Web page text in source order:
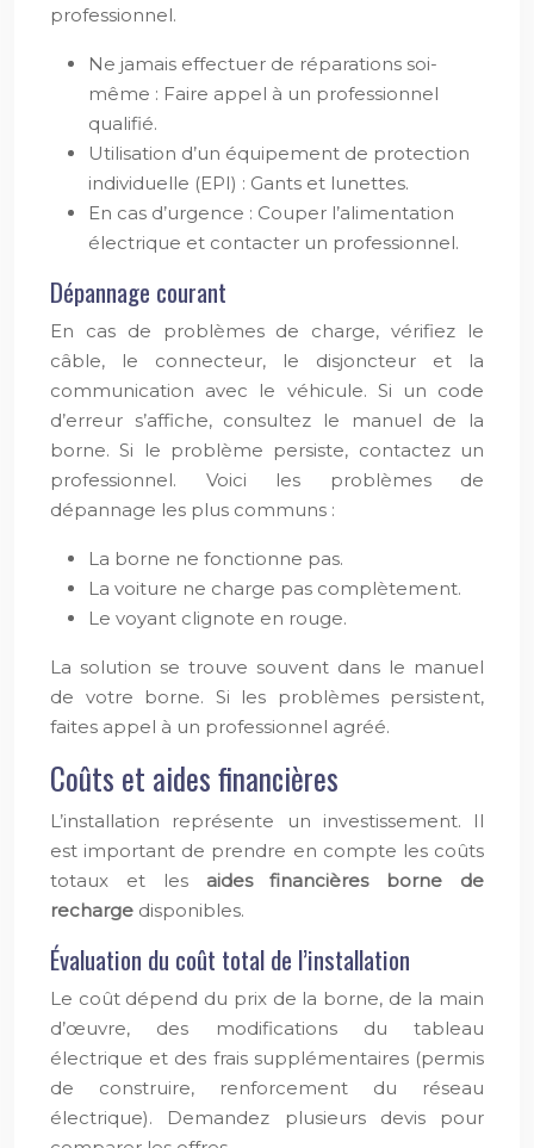
professionnel.
Ne jamais effectuer de réparations soi-
même : Faire appel à un professionnel
qualifié.
Utilisation d’un équipement de protection
individuelle (EPI) : Gants et lunettes.
En cas d’urgence : Couper l’alimentation
électrique et contacter un professionnel.
Dépannage courant
En cas de problèmes de charge, vérifiez le
câble, le connecteur, le disjoncteur et la
communication avec le véhicule. Si un code
d’erreur s’affiche, consultez le manuel de la
borne. Si le problème persiste, contactez un
professionnel. Voici les problèmes de
dépannage les plus communs :
La borne ne fonctionne pas.
La voiture ne charge pas complètement.
Le voyant clignote en rouge.
La solution se trouve souvent dans le manuel
de votre borne. Si les problèmes persistent,
faites appel à un professionnel agréé.
Coûts et aides financières
L’installation représente un investissement. Il
est important de prendre en compte les coûts
totaux et les aides financières borne de
recharge disponibles.
Évaluation du coût total de l’installation
Le coût dépend du prix de la borne, de la main
d’œuvre, des modifications du tableau
électrique et des frais supplémentaires (permis
de construire, renforcement du réseau
électrique). Demandez plusieurs devis pour